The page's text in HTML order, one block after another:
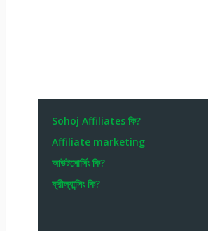
Sohoj Affiliates কি?
Affiliate marketing
আউটসোর্সিং কি?
ফ্রীল্যান্সিং কি?